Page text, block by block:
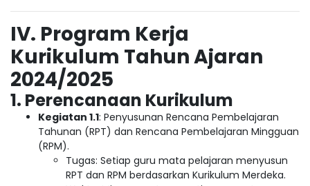
IV. Program Kerja
Kurikulum Tahun Ajaran
2024/2025
1. Perencanaan Kurikulum
Kegiatan 1.1: Penyusunan Rencana Pembelajaran
Tahunan (RPT) dan Rencana Pembelajaran Mingguan
(RPM).
Tugas: Setiap guru mata pelajaran menyusun
RPT dan RPM berdasarkan Kurikulum Merdeka.